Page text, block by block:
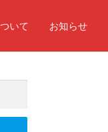
いて お知らせ